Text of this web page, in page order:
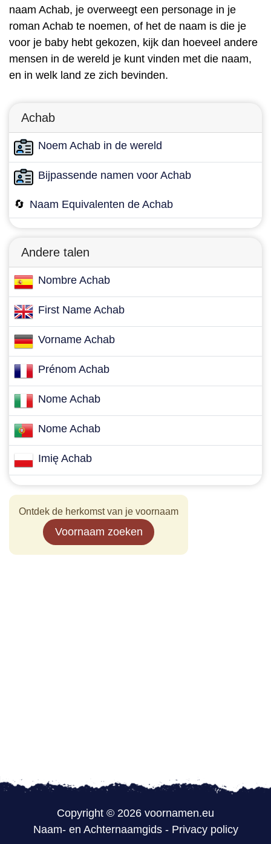
naam Achab, je overweegt een personage in je
roman Achab te noemen, of het de naam is die je
voor je baby hebt gekozen, kijk dan hoeveel andere
mensen in de wereld je kunt vinden met die naam,
en in welk land ze zich bevinden.
Achab
Noem Achab in de wereld
Bijpassende namen voor Achab
🔄 Naam Equivalenten de Achab
Andere talen
Nombre Achab
First Name Achab
Vorname Achab
Prénom Achab
Nome Achab
Nome Achab
Imię Achab
Ontdek de herkomst van je voornaam
Voornaam zoeken
Copyright © 2026 voornamen.eu
Naam- en Achternaamgids- Privacy policy